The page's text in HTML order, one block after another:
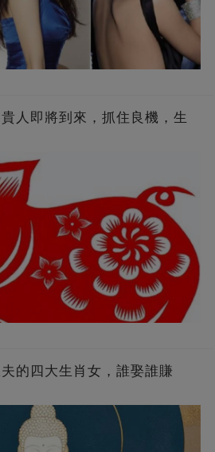
人即將到來，抓住良機，生
的四大生肖女，誰娶誰賺